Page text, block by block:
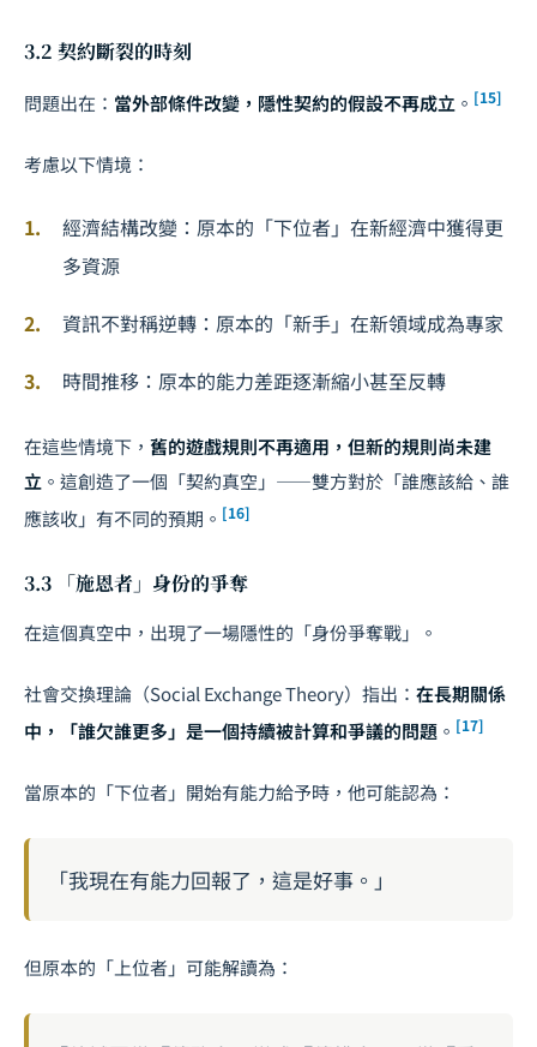
3.2 契約斷裂的時刻
問題出在： 當外部條件改變，隱性契約的假設不再成立 。 [15]
考慮以下情境：
經濟結構改變：原本的「下位者」在新經濟中獲得更
多資源
資訊不對稱逆轉：原本的「新手」在新領域成為專家
時間推移：原本的能力差距逐漸縮小甚至反轉
在這些情境下， 舊的遊戲規則不再適用，但新的規則尚未建
立 。這創造了一個「契約真空」——雙方對於「誰應該給、誰
應該收」有不同的預期。 [16]
3.3 「施恩者」身份的爭奪
在這個真空中，出現了一場隱性的「身份爭奪戰」。
社會交換理論（Social Exchange Theory）指出： 在長期關係
中，「誰欠誰更多」是一個持續被計算和爭議的問題 。 [17]
當原本的「下位者」開始有能力給予時，他可能認為：
「我現在有能力回報了，這是好事。」
但原本的「上位者」可能解讀為：